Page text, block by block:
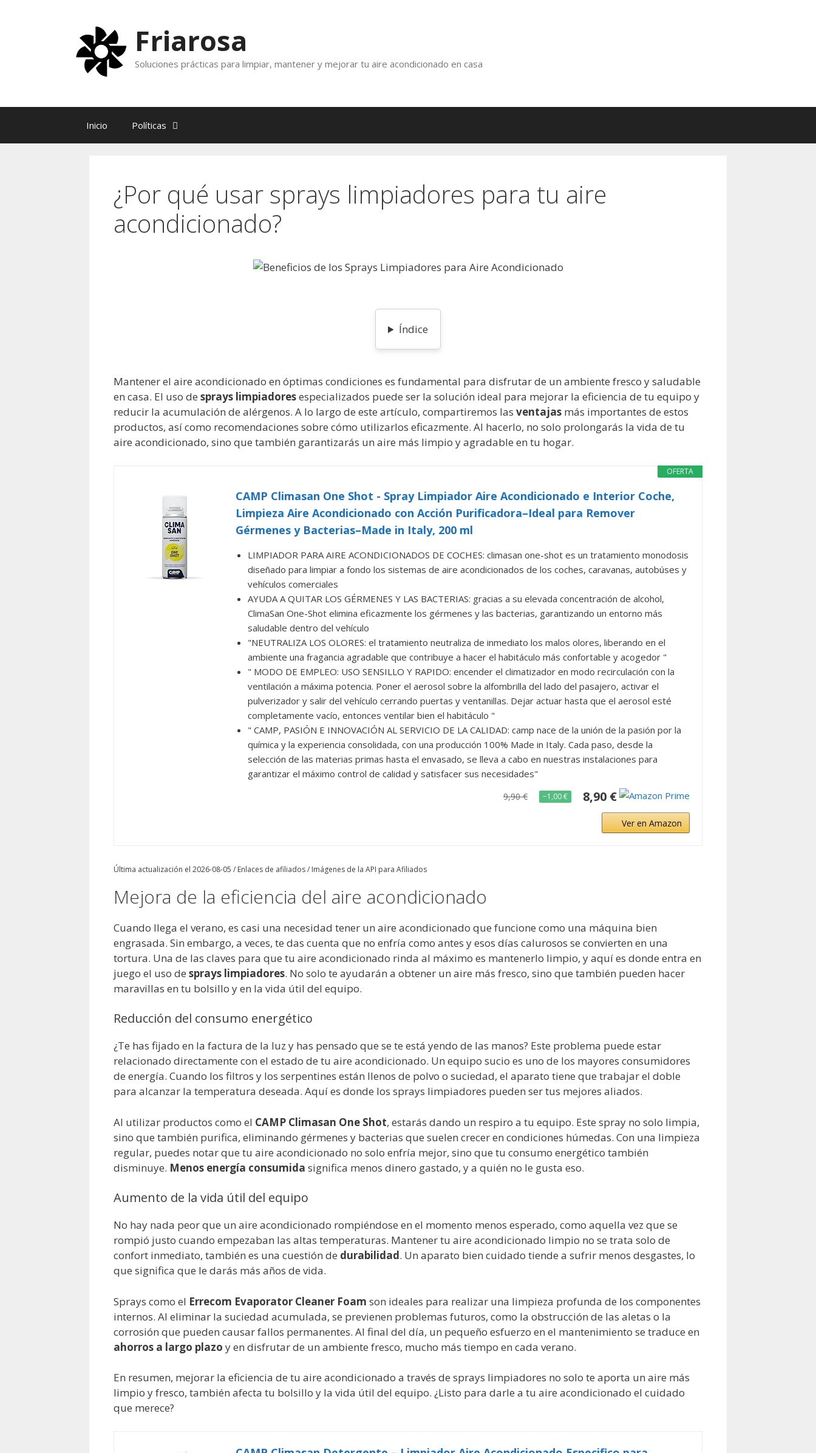
Friarosa
Soluciones prácticas para limpiar, mantener y mejorar tu aire acondicionado en casa
Inicio Políticas
¿Por qué usar sprays limpiadores para tu aire
acondicionado?
Índice
Mantener el aire acondicionado en óptimas condiciones es fundamental para disfrutar de un ambiente fresco y saludable
en casa. El uso de sprays limpiadoresespecializados puede ser la solución ideal para mejorar la eficiencia de tu equipo y
reducir la acumulación de alérgenos. A lo largo de este artículo, compartiremos las ventajas más importantes de estos
productos, así como recomendaciones sobre cómo utilizarlos eficazmente. Al hacerlo, no solo prolongarás la vida de tu
aire acondicionado, sino que también garantizarás un aire más limpio y agradable en tu hogar.
OFERTA
CAMP Climasan One Shot - Spray Limpiador Aire Acondicionado e Interior Coche,
Limpieza Aire Acondicionado con Acción Purificadora–Ideal para Remover
Gérmenes y Bacterias–Made in Italy, 200 ml
LIMPIADOR PARA AIRE ACONDICIONADOS DE COCHES: climasan one-shot es un tratamiento monodosis
diseñado para limpiar a fondo los sistemas de aire acondicionados de los coches, caravanas, autobúses y
vehículos comerciales
AYUDA A QUITAR LOS GÉRMENES Y LAS BACTERIAS: gracias a su elevada concentración de alcohol,
ClimaSan One-Shot elimina eficazmente los gérmenes y las bacterias, garantizando un entorno más
saludable dentro del vehículo
"NEUTRALIZA LOS OLORES: el tratamiento neutraliza de inmediato los malos olores, liberando en el
ambiente una fragancia agradable que contribuye a hacer el habitáculo más confortable y acogedor "
" MODO DE EMPLEO: USO SENSILLO Y RAPIDO: encender el climatizador en modo recirculación con la
ventilación a máxima potencia. Poner el aerosol sobre la alfombrilla del lado del pasajero, activar el
pulverizador y salir del vehículo cerrando puertas y ventanillas. Dejar actuar hasta que el aerosol esté
completamente vacío, entonces ventilar bien el habitáculo "
" CAMP, PASIÓN E INNOVACIÓN AL SERVICIO DE LA CALIDAD: camp nace de la unión de la pasión por la
química y la experiencia consolidada, con una producción 100% Made in Italy. Cada paso, desde la
selección de las materias primas hasta el envasado, se lleva a cabo en nuestras instalaciones para
garantizar el máximo control de calidad y satisfacer sus necesidades"
9,90 € −1,00 € 8,90 €
Ver en Amazon
Última actualización el 2026-08-05 / Enlaces de afiliados / Imágenes de la API para Afiliados
Mejora de la eficiencia del aire acondicionado
Cuando llega el verano, es casi una necesidad tener un aire acondicionado que funcione como una máquina bien
engrasada. Sin embargo, a veces, te das cuenta que no enfría como antes y esos días calurosos se convierten en una
tortura. Una de las claves para que tu aire acondicionado rinda al máximo es mantenerlo limpio, y aquí es donde entra en
juego el uso de sprays limpiadores. No solo te ayudarán a obtener un aire más fresco, sino que también pueden hacer
maravillas en tu bolsillo y en la vida útil del equipo.
Reducción del consumo energético
¿Te has fijado en la factura de la luz y has pensado que se te está yendo de las manos? Este problema puede estar
relacionado directamente con el estado de tu aire acondicionado. Un equipo sucio es uno de los mayores consumidores
de energía. Cuando los filtros y los serpentines están llenos de polvo o suciedad, el aparato tiene que trabajar el doble
para alcanzar la temperatura deseada. Aquí es donde los sprays limpiadores pueden ser tus mejores aliados.
Al utilizar productos como el CAMP Climasan One Shot, estarás dando un respiro a tu equipo. Este spray no solo limpia,
sino que también purifica, eliminando gérmenes y bacterias que suelen crecer en condiciones húmedas. Con una limpieza
regular, puedes notar que tu aire acondicionado no solo enfría mejor, sino que tu consumo energético también
disminuye. Menos energía consumida significa menos dinero gastado, y a quién no le gusta eso.
Aumento de la vida útil del equipo
No hay nada peor que un aire acondicionado rompiéndose en el momento menos esperado, como aquella vez que se
rompió justo cuando empezaban las altas temperaturas. Mantener tu aire acondicionado limpio no se trata solo de
confort inmediato, también es una cuestión de durabilidad. Un aparato bien cuidado tiende a sufrir menos desgastes, lo
que significa que le darás más años de vida.
Sprays como el Errecom Evaporator Cleaner Foam son ideales para realizar una limpieza profunda de los componentes
internos. Al eliminar la suciedad acumulada, se previenen problemas futuros, como la obstrucción de las aletas o la
corrosión que pueden causar fallos permanentes. Al final del día, un pequeño esfuerzo en el mantenimiento se traduce en
ahorros a largo plazo y en disfrutar de un ambiente fresco, mucho más tiempo en cada verano.
En resumen, mejorar la eficiencia de tu aire acondicionado a través de sprays limpiadores no solo te aporta un aire más
limpio y fresco, también afecta tu bolsillo y la vida útil del equipo. ¿Listo para darle a tu aire acondicionado el cuidado
que merece?